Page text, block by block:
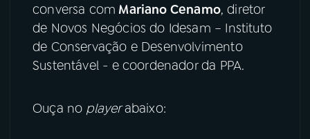
YouTube Facebook
Instagram X
conversa com Mariano Cenamo, diretor
de Novos Negócios do Idesam – Instituto
de Conservação e Desenvolvimento
Sustentável - e coordenador da PPA.
Ouça no playerabaixo: